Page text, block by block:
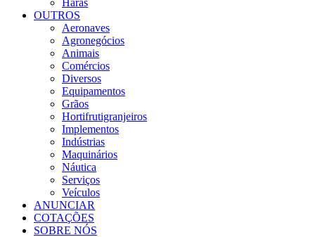
Haras
OUTROS
Aeronaves
Agronegócios
Animais
Comércios
Diversos
Equipamentos
Grãos
Hortifrutigranjeiros
Implementos
Indústrias
Maquinários
Náutica
Serviços
Veículos
ANUNCIAR
COTAÇÕES
SOBRE NÓS